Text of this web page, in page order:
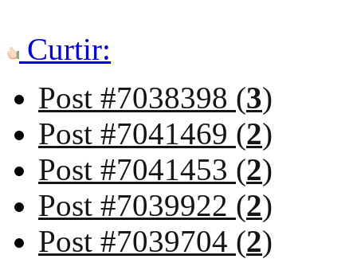
Curtir:
Post #7038398 (3)
Post #7041469 (2)
Post #7041453 (2)
Post #7039922 (2)
Post #7039704 (2)